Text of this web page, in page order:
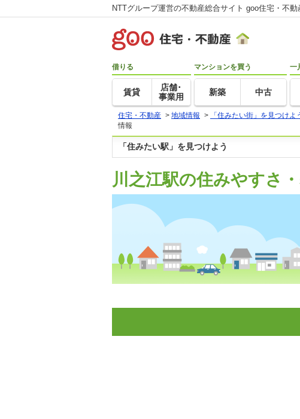
NTTグループ運営の不動産総合サイト goo住宅・不動
借りる
賃貸
店舗･
事業用
マンションを買う
新築 中古
一
住宅・不動産 > 地域情報 > 「住みたい街」を見つけよ
情報
「住みたい駅」を見つけよう
川之江駅の住みやすさ